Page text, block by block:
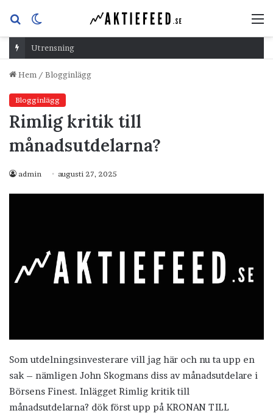
Sök
efterskin
Utrensning
Hem / Blogginlägg
Blogginlägg
Rimlig kritik till
månadsutdelarna?
admin augusti 27, 2025
Som utdelningsinvesterare vill jag här och nu ta upp en
sak – nämligen John Skogmans diss av månadsutdelare i
Börsens Finest. Inlägget Rimlig kritik till
månadsutdelarna? dök först upp på KRONAN TILL